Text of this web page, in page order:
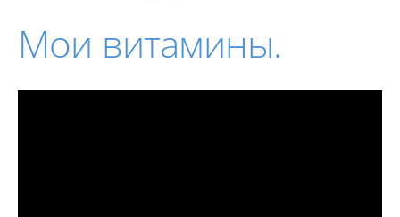
Мои витамины.